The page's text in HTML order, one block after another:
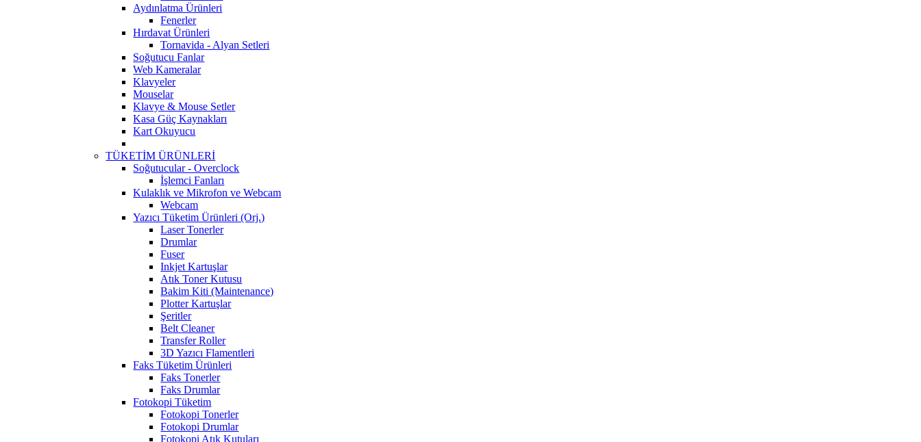
Aydınlatma Ürünleri
Fenerler
Hırdavat Ürünleri
Tornavida - Alyan Setleri
Soğutucu Fanlar
Web Kameralar
Klavyeler
Mouselar
Klavye & Mouse Setler
Kasa Güç Kaynakları
Kart Okuyucu
TÜKETİM ÜRÜNLERİ
Soğutucular - Overclock
İşlemci Fanları
Kulaklık ve Mikrofon ve Webcam
Webcam
Yazıcı Tüketim Ürünleri (Orj.)
Laser Tonerler
Drumlar
Fuser
Inkjet Kartuşlar
Atık Toner Kutusu
Bakim Kiti (Maintenance)
Plotter Kartuşlar
Şeritler
Belt Cleaner
Transfer Roller
3D Yazıcı Flamentleri
Faks Tüketim Ürünleri
Faks Tonerler
Faks Drumlar
Fotokopi Tüketim
Fotokopi Tonerler
Fotokopi Drumlar
Fotokopi Atık Kutuları